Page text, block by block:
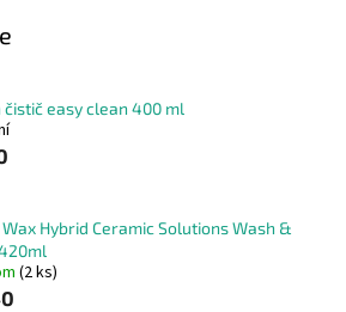
easy clean 400 ml
Hybrid Ceramic Solutions Wash &
(2 ks)